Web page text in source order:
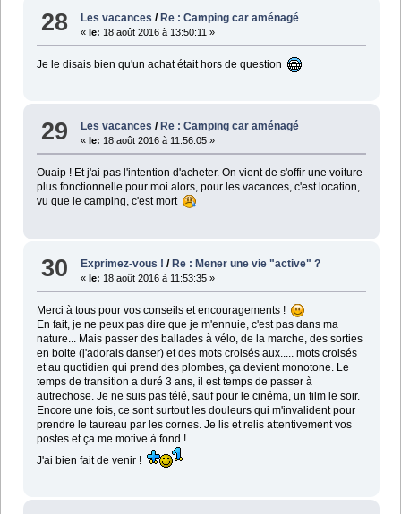
28 Les vacances /Re : Camping car aménagé
«le: 18 août 2016 à 13:50:11 »
Je le disais bien qu'un achat était hors de question
29 Les vacances / Re : Camping car aménagé
« le: 18 août 2016 à 11:56:05 »
Ouaip ! Et j'ai pas l'intention d'acheter. On vient de s'offir une voiture
plus fonctionnelle pour moi alors, pour les vacances, c'est location,
vu que le camping, c'est mort
30 Exprimez-vous ! /Re : Mener une vie "active" ?
«le: 18 août 2016 à 11:53:35 »
Merci à tous pour vos conseils et encouragements !
En fait, je ne peux pas dire que je m'ennuie, c'est pas dans ma
nature... Mais passer des ballades à vélo, de la marche, des sorties
en boite (j'adorais danser) et des mots croisés aux..... mots croisés
et au quotidien qui prend des plombes, ça devient monotone. Le
temps de transition a duré 3 ans, il est temps de passer à
autrechose. Je ne suis pas télé, sauf pour le cinéma, un film le soir.
Encore une fois, ce sont surtout les douleurs qui m'invalident pour
prendre le taureau par les cornes. Je lis et relis attentivement vos
postes et ça me motive à fond !
J'ai bien fait de venir !